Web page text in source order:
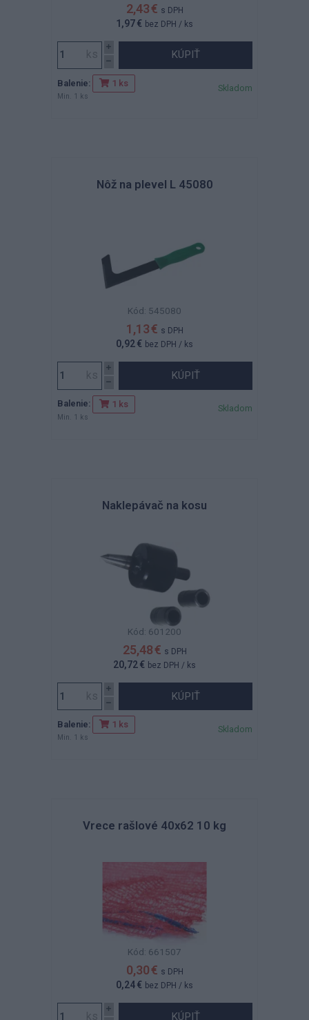
2,43 € s DPH
1,97 € bez DPH / ks
KÚPIŤ
Balenie: 1 ks
Min. 1 ks
Skladom
Nôž na plevel L 45080
Kód: 545080
1,13 € s DPH
0,92 € bez DPH / ks
KÚPIŤ
Balenie: 1 ks
Min. 1 ks
Skladom
Naklepávač na kosu
Kód: 601200
25,48 € s DPH
20,72 € bez DPH / ks
KÚPIŤ
Balenie: 1 ks
Min. 1 ks
Skladom
Vrece rašlové 40x62 10 kg
Kód: 661507
0,30 € s DPH
0,24 € bez DPH / ks
KÚPIŤ